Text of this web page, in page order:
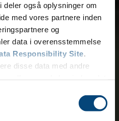
også oplysninger om
med vores partnere inden
og
data i overensstemmelse
Responsibility Site
disse data med andre